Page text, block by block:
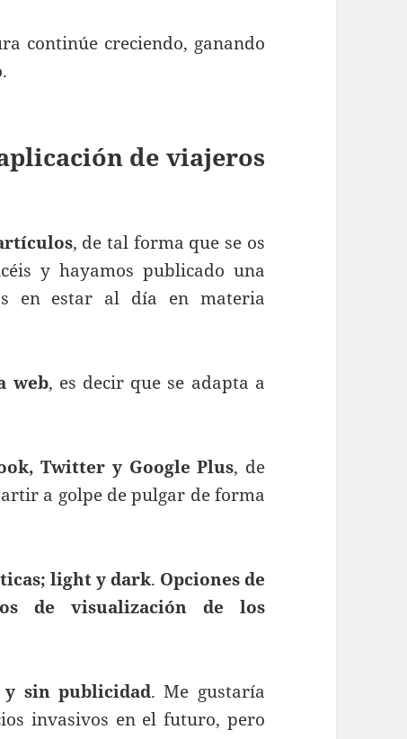
continúe creciendo, ganando
de viajeros
, de tal forma que se os
y hayamos publicado una
en estar al día en materia
web, es decir que se adapta a
Twitter y Google Plus, de
a golpe de pulgar de forma
light y dark. Opciones de
de visualización de los
y sin publicidad. Me gustaría
invasivos en el futuro, pero